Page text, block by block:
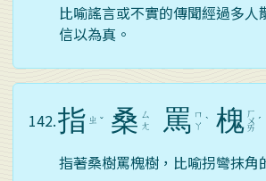
比喻謠言或不實的傳聞經過多人
信以為真。
142.指 ㄓ ˇ 桑 ㄙ
ㄤ
罵 ㄇ
ㄚ ˋ 槐 ㄏ
ㄨ
ㄞ
ˊ
指著桑樹罵槐樹，比喻拐彎抹角